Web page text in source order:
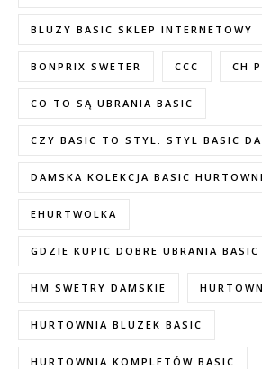
BLUZY BASIC SKLEP INTERNETOWY
BONPRIX SWETER CCC CH
CO TO SĄ UBRANIA BASIC
CZY BASIC TO STYL. STYL BASIC
DAMSKA KOLEKCJA BASIC
EHURTWOLKA
GDZIE KUPIC DOBRE UBRANIA BASIC
HM SWETRY DAMSKIE
HURTOWNIA BLUZEK BASIC
HURTOWNIA KOMPLETÓW BASIC